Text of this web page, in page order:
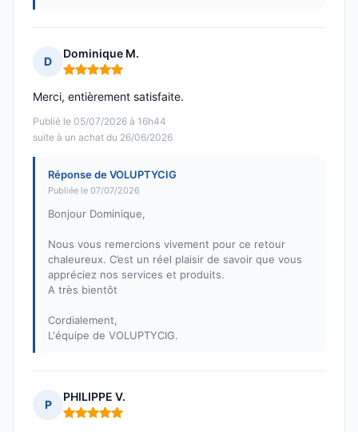
D
Dominique M.
Note : 5 sur 5
Publié le 05/07/2026 à 16h44
suite à un achat du 26/06/2026
Merci, entièrement satisfaite.
Réponse de VOLUPTYCIG
Publiée le 07/07/2026
Bonjour Dominique,
Nous vous remercions vivement pour ce retour
chaleureux. C’est un réel plaisir de savoir que vous
appréciez nos services et produits.
A très bientôt
Cordialement,
L'équipe de VOLUPTYCIG.
P
PHILIPPE V.
Note : 5 sur 5